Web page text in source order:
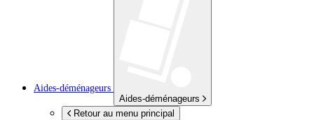
Aides-déménageurs
Aides-déménageurs
Retour au menu principal